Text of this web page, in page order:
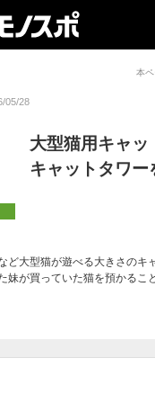
本
05/28
大型猫用キャ
キャットタワー
ど大型猫が遊べる大きさの
妹が買っていた猫を預かる